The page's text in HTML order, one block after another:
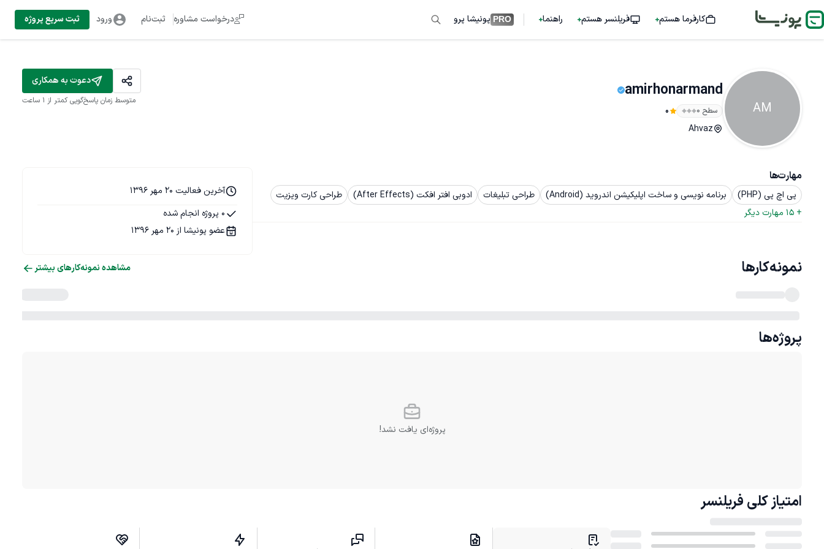
کارفرما هستم فریلنسر هستم راهنما PRO پونیشا پرو درخواست مشاوره ثبت‌نام ورود ثبت سریع پروژه
AM
amirhonarmand
سطح ۰ 0
Ahvaz
دعوت به همکاری
متوسط زمان پاسخ‌گویی کمتر از 1 ساعت
مهارت‌ها
پی اچ پی (PHP) برنامه نویسی و ساخت اپلیکیشن اندروید (Android) طراحی تبلیغات ادوبی افتر افکت (After Effects)
طراحی کارت ویزیت
+
15 مهارت دیگر
آخرین فعالیت 20 مهر 1396
0 پروژه انجام شده
عضو پونیشا از 20 مهر 1396
نمونه‌کارها مشاهده نمونه‌کارهای بیشتر
پروژه‌ها
پروژه‌ای یافت نشد!
امتیاز کلی فریلنسر